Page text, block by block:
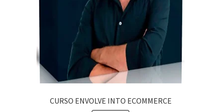
CURSO ENVOLVE INTO ECOMMERCE